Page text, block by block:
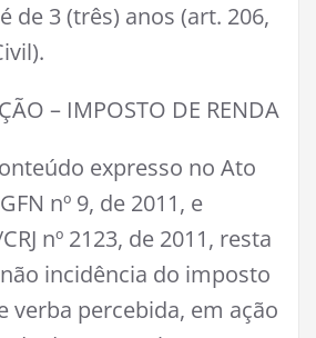
de 3 (três) anos (art. 206,
– IMPOSTO DE RENDA
expresso no Ato
nº 9, de 2011, e
nº 2123, de 2011, resta
incidência do imposto
verba percebida, em ação